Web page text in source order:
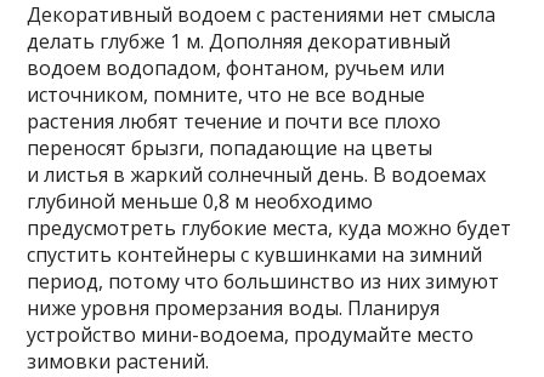
Декоративный водоем с растениями нет смысла
делать глубже 1 м. Дополняя декоративный
водоем водопадом, фонтаном, ручьем или
источником, помните, что не все водные
растения любят течение и почти все плохо
переносят брызги, попадающие на цветы
и листья в жаркий солнечный день. В водоемах
глубиной меньше 0,8 м необходимо
предусмотреть глубокие места, куда можно будет
спустить контейнеры с кувшинками на зимний
период, потому что большинство из них зимуют
ниже уровня промерзания воды. Планируя
устройство мини-водоема, продумайте место
зимовки растений.